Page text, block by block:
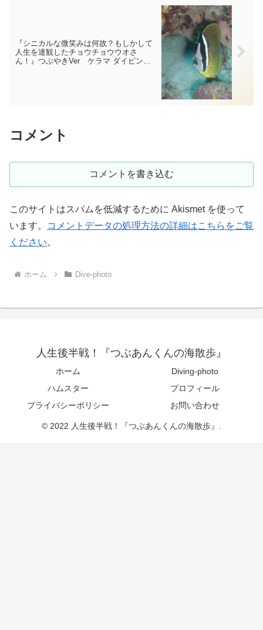
『シニカルな微笑みは何故？もしかして
人生を達観したチョウチョウウオさ
ん！』つぶやきVer ケラマ ダイビング‐
コメント
コメントを書き込む
このサイトはスパムを低減するために Akismet を使って
います。
コメントデータの処理方法の詳細はこちらをご覧
ください。
ホーム Dive-photo
人生後半戦！『つぶあんくんの海散歩』
ホーム
Diving-photo
ハムスター
プロフィール
プライバシーポリシー
お問い合わせ
© 2022 人生後半戦！『つぶあんくんの海散歩』.